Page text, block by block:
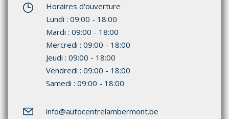
Horaires d'ouverture
Lundi : 09:00 - 18:00
Mardi : 09:00 - 18:00
Mercredi : 09:00 - 18:00
Jeudi : 09:00 - 18:00
Vendredi : 09:00 - 18:00
Samedi : 09:00 - 18:00
info@autocentrelambermont.be